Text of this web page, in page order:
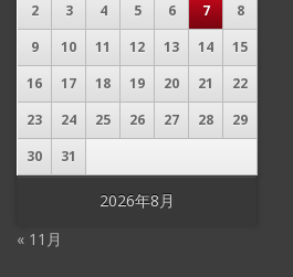
2026年8月
2
3 4 5 6 7
8
9
10 11 12 13 14
15
16
17 18 19 20 21
22
23
24 25 26 27 28
29
30
31
« 11月